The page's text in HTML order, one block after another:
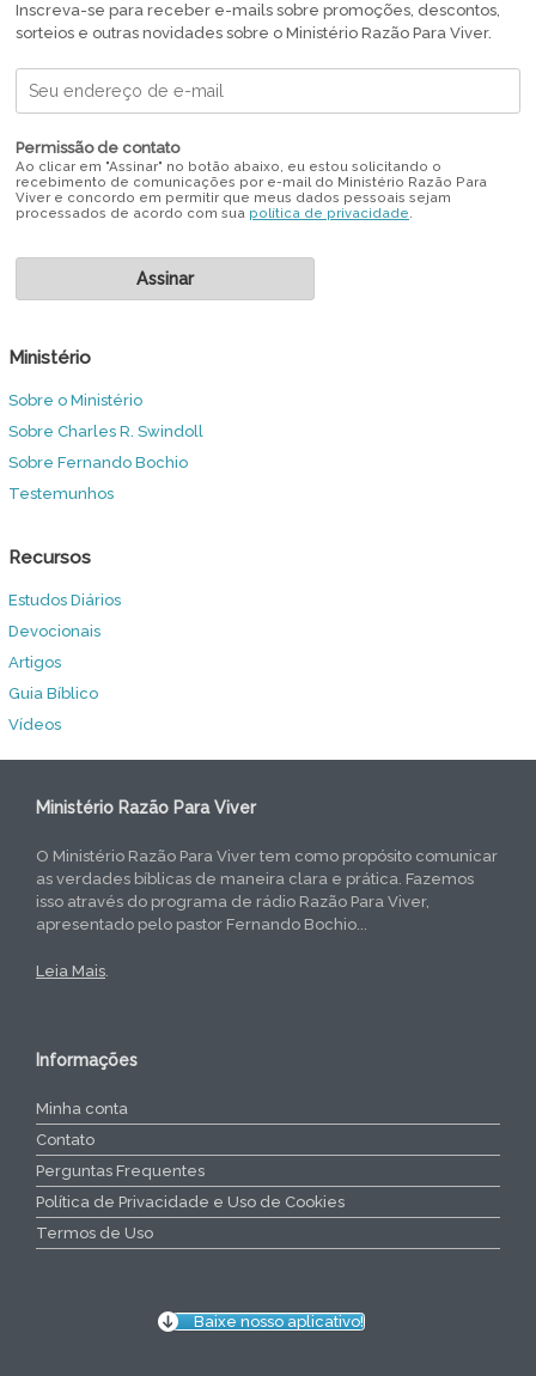
Inscreva-se para receber e-mails sobre promoções, descontos,
sorteios e outras novidades sobre o Ministério Razão Para Viver.
Permissão de contato
Ao clicar em "Assinar" no botão abaixo, eu estou solicitando o
recebimento de comunicações por e-mail do Ministério Razão Para
Viver e concordo em permitir que meus dados pessoais sejam
processados de acordo com sua política de privacidade.
Ministério
Sobre o Ministério
Sobre Charles R. Swindoll
Sobre Fernando Bochio
Testemunhos
Recursos
Estudos Diários
Devocionais
Artigos
Guia Bíblico
Vídeos
Ministério Razão Para Viver
O Ministério Razão Para Viver tem como propósito comunicar
as verdades bíblicas de maneira clara e prática. Fazemos
isso através do programa de rádio Razão Para Viver,
apresentado pelo pastor Fernando Bochio...
Leia Mais
Informações
Minha conta
Contato
Perguntas Frequentes
Política de Privacidade e Uso de Cookies
Termos de Uso
Baixe nosso aplicativo!